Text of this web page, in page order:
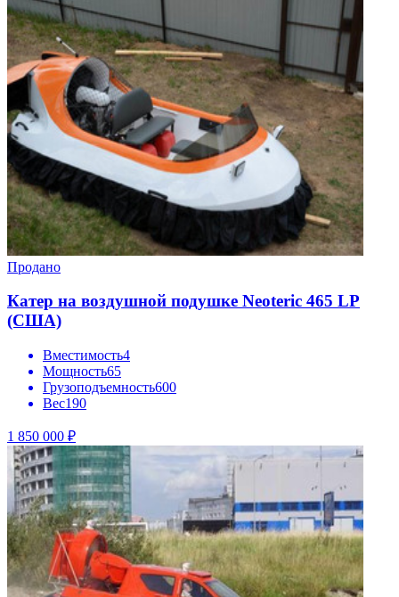
Продано
Катер на воздушной подушке Neoteric 465 LP
(США)
Вместимость4
Мощность65
Грузоподъемность600
Вес190
1 850 000 ₽